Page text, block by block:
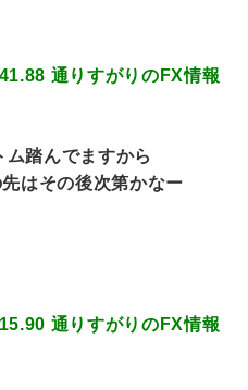
通りすがりのFX情報
踏んでますから
はその後次第かなー
通りすがりのFX情報